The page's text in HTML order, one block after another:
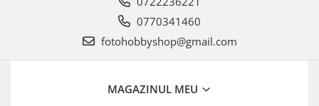
0770341460
fotohobbyshop@gmail.com
MAGAZINUL MEU